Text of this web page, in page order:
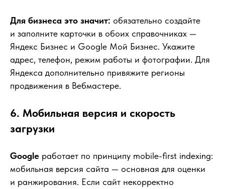
Для бизнеса это значит: обязательно создайте
и заполните карточки в обоих справочниках —
Яндекс Бизнес и Google Мой Бизнес. Укажите
адрес, телефон, режим работы и фотографии. Для
Яндекса дополнительно привяжите регионы
продвижения в Вебмастере.
6. Мобильная версия и скорость
загрузки
Google работает по принципу mobile-first indexing:
мобильная версия сайта — основная для оценки
и ранжирования. Если сайт некорректно